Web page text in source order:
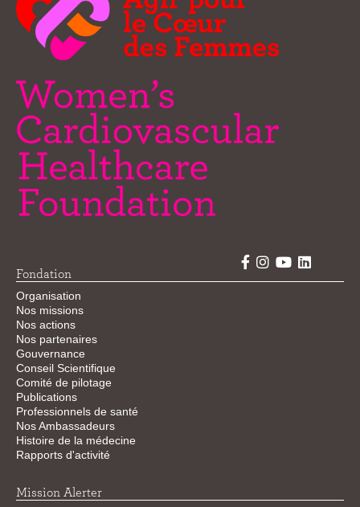
Fondation
Organisation
Nos missions
Nos actions
Nos partenaires
Gouvernance
Conseil Scientifique
Comité de pilotage
Publications
Professionnels de santé
Nos Ambassadeurs
Histoire de la médecine
Rapports d'activité
Mission Alerter